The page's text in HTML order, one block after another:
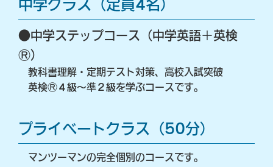
中学クラス（定員4名）
●中学ステップコース（中学英語＋英検
Ⓡ）
教科書理解・定期テスト対策、⾼校⼊試突破
英検Ⓡ４級〜準２級を学ぶコースです。
プライベートクラス（50分）
マンツーマンの完全個別のコースです。